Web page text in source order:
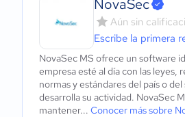
NovaSec
Aún sin
Escribe la primera
NovaSec MS ofrece un software
empresa esté al día con las leyes,
normas y estándares del país o
desarrolla su actividad. NovaSec
mantener... Conocer más sobre